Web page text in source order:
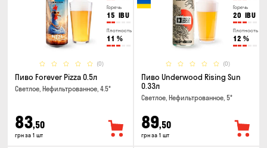
Горечь
15 IBU
Плотность
11 %
(0)
Пиво Forever Pizza 0.5л
Светлое, Нефильтрованное, 4.5°
83,50
грн за 1 шт
Горечь
20 IBU
Плотность
12 %
(0)
Пиво Underwood Rising Sun
0.33л
Светлое, Нефильтрованное, 5°
89,50
грн за 1 шт